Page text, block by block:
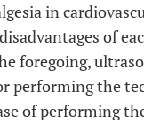
in
of
foregoing,
performing the
of performing